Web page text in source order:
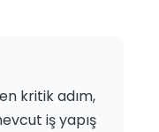
kritik adım,
iş yapış